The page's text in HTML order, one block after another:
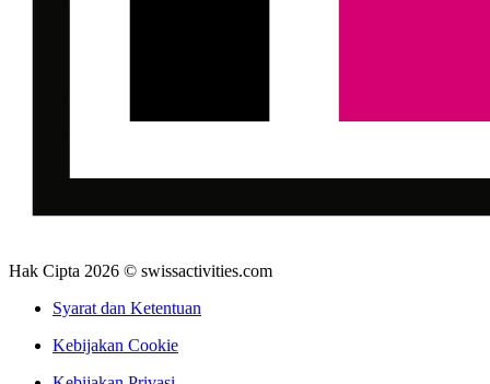
Hak Cipta 2026 © swissactivities.com
Syarat dan Ketentuan
Kebijakan Cookie